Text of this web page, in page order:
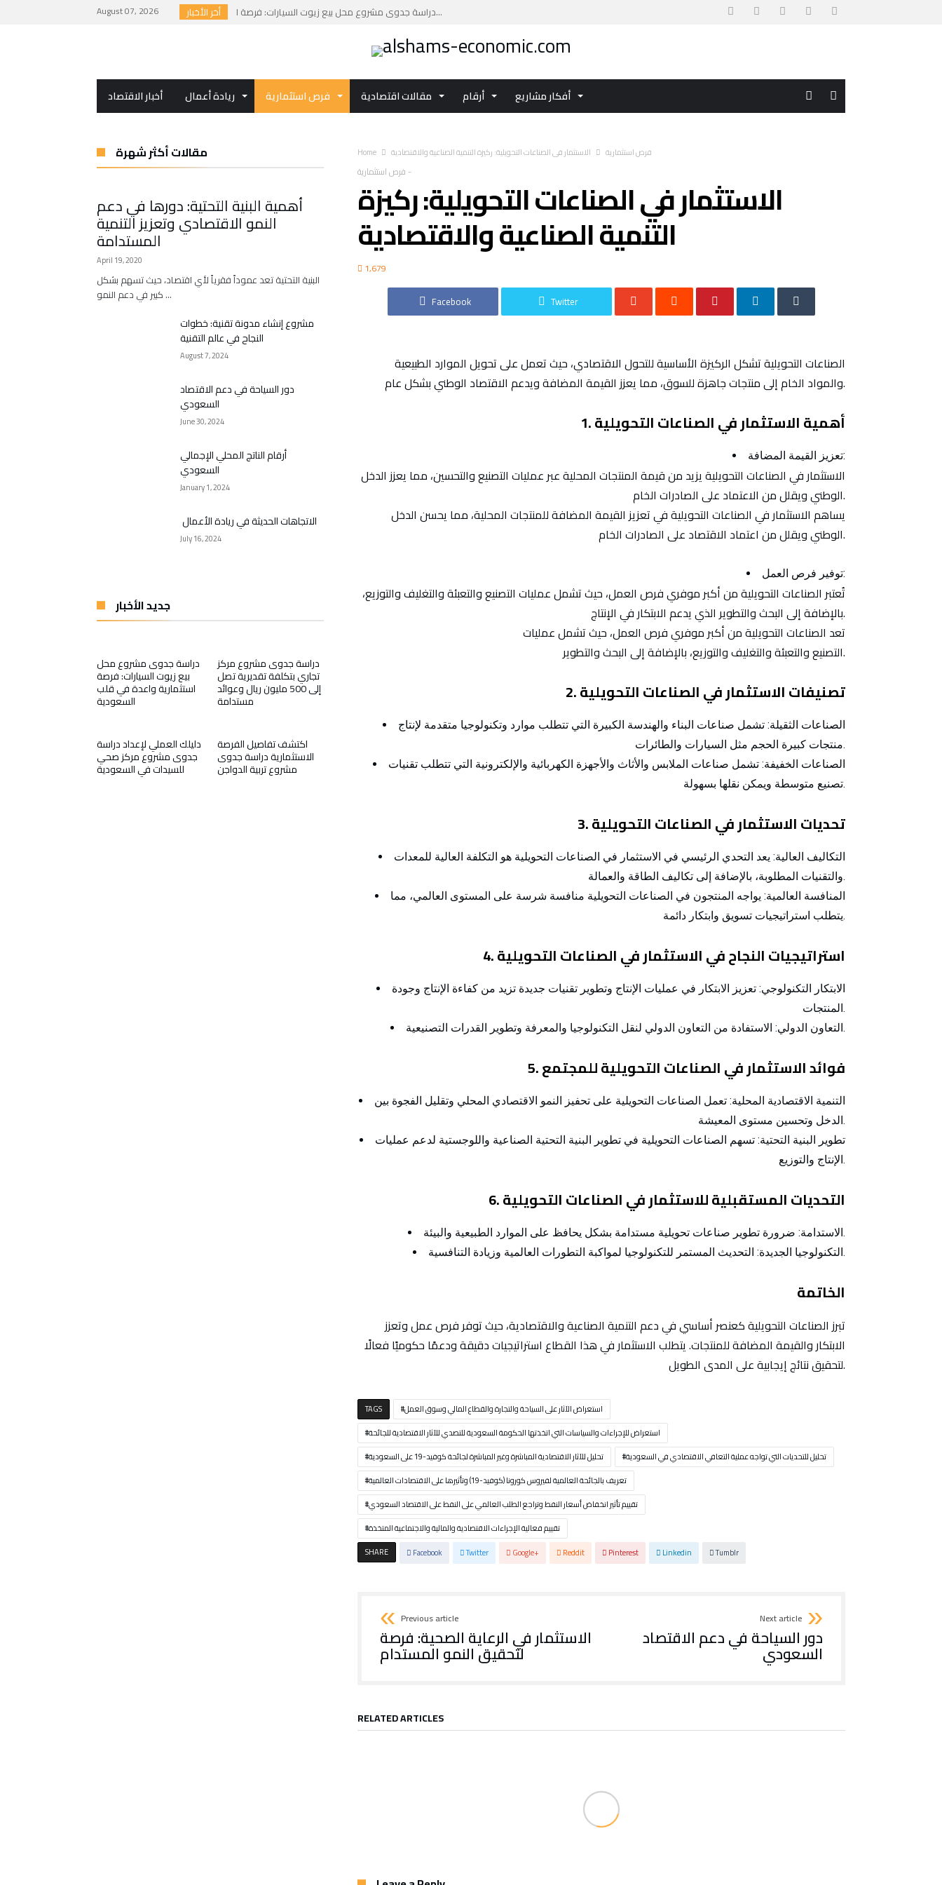
August 07, 2026 أخر الأخبار
دراسة جدوى مشروع محل بيع زيوت السيارات: فرصة ا...
دليلك العملي لإعداد دراسة جدوى مشروع مركز صحي ...
اكتشف تفاصيل الفرصة الاستثمارية دراسة جدوى مشر...
استثمر في دراسة جدوى مشروع الاستزراع السمكي با...
أخبار الاقتصاد ريادة أعمال فرص استثمارية مقالات اقتصادية أرقام أفكار مشاريع
Home فرص استثمارية الاستثمار في الصناعات التحويلية: ركيزة التنمية الصناعية والاقتصادية
فرص استثمارية -
الاستثمار في الصناعات التحويلية: ركيزة
التنمية الصناعية والاقتصادية
1,679
Facebook Twitter
الصناعات التحويلية تشكل الركيزة الأساسية للتحول الاقتصادي، حيث تعمل على تحويل الموارد الطبيعية
والمواد الخام إلى منتجات جاهزة للسوق، مما يعزز القيمة المضافة ويدعم الاقتصاد الوطني بشكل عام.
1. أهمية الاستثمار في الصناعات التحويلية
تعزيز القيمة المضافة:
الاستثمار في الصناعات التحويلية يزيد من قيمة المنتجات المحلية عبر عمليات التصنيع والتحسين، مما يعزز الدخل
الوطني ويقلل من الاعتماد على الصادرات الخام.
يساهم الاستثمار في الصناعات التحويلية في تعزيز القيمة المضافة للمنتجات المحلية، مما يحسن الدخل
الوطني ويقلل من اعتماد الاقتصاد على الصادرات الخام.
توفير فرص العمل:
تُعتبر الصناعات التحويلية من أكبر موفري فرص العمل، حيث تشمل عمليات التصنيع والتعبئة والتغليف والتوزيع،
بالإضافة إلى البحث والتطوير الذي يدعم الابتكار في الإنتاج.
تعد الصناعات التحويلية من أكبر موفري فرص العمل، حيث تشمل عمليات
التصنيع والتعبئة والتغليف والتوزيع، بالإضافة إلى البحث والتطوير.
2. تصنيفات الاستثمار في الصناعات التحويلية
الصناعات الثقيلة: تشمل صناعات البناء والهندسة الكبيرة التي تتطلب موارد وتكنولوجيا متقدمة لإنتاج
منتجات كبيرة الحجم مثل السيارات والطائرات.
الصناعات الخفيفة: تشمل صناعات الملابس والأثاث والأجهزة الكهربائية والإلكترونية التي تتطلب تقنيات
تصنيع متوسطة ويمكن نقلها بسهولة.
3. تحديات الاستثمار في الصناعات التحويلية
التكاليف العالية: يعد التحدي الرئيسي في الاستثمار في الصناعات التحويلية هو التكلفة العالية للمعدات
والتقنيات المطلوبة، بالإضافة إلى تكاليف الطاقة والعمالة.
المنافسة العالمية: يواجه المنتجون في الصناعات التحويلية منافسة شرسة على المستوى العالمي، مما
يتطلب استراتيجيات تسويق وابتكار دائمة.
4. استراتيجيات النجاح في الاستثمار في الصناعات التحويلية
الابتكار التكنولوجي: تعزيز الابتكار في عمليات الإنتاج وتطوير تقنيات جديدة تزيد من كفاءة الإنتاج وجودة
المنتجات.
التعاون الدولي:الاستفادة من التعاون الدولي لنقل التكنولوجيا والمعرفة وتطوير القدرات التصنيعية.
5. فوائد الاستثمار في الصناعات التحويلية للمجتمع
التنمية الاقتصادية المحلية: تعمل الصناعات التحويلية على تحفيز النمو الاقتصادي المحلي وتقليل الفجوة بين
الدخل وتحسين مستوى المعيشة.
تطوير البنية التحتية: تسهم الصناعات التحويلية في تطوير البنية التحتية الصناعية واللوجستية لدعم عمليات
الإنتاج والتوزيع.
6. التحديات المستقبلية للاستثمار في الصناعات التحويلية
الاستدامة:ضرورة تطوير صناعات تحويلية مستدامة بشكل يحافظ على الموارد الطبيعية والبيئة.
التكنولوجيا الجديدة:التحديث المستمر للتكنولوجيا لمواكبة التطورات العالمية وزيادة التنافسية.
الخاتمة
تبرز الصناعات التحويلية كعنصر أساسي في دعم التنمية الصناعية والاقتصادية، حيث توفر فرص عمل وتعزز
الابتكار والقيمة المضافة للمنتجات. يتطلب الاستثمار في هذا القطاع استراتيجيات دقيقة ودعمًا حكوميًا فعالًا
لتحقيق نتائج إيجابية على المدى الطويل.
TAGS
استعراض الآثار على السياحة والتجارة والقطاع المالي وسوق العمل
استعراض للإجراءات والسياسات التي اتخذتها الحكومة السعودية للتصدي للآثار الاقتصادية للجائحة
تحليل للآثار الاقتصادية المباشرة وغير المباشرة لجائحة كوفيد-19 على السعودية
تحليل للتحديات التي تواجه عملية التعافي الاقتصادي في السعودية
تعريف بالجائحة العالمية لفيروس كورونا (كوفيد-19) وتأثيرها على الاقتصادات العالمية
تقييم تأثير انخفاض أسعار النفط وتراجع الطلب العالمي على النفط على الاقتصاد السعودي
تقييم فعالية الإجراءات الاقتصادية والمالية والاجتماعية المتخذة
SHARE
Facebook Twitter Google+ Reddit Pinterest Linkedin Tumblr
Previous article
الاستثمار في الرعاية الصحية: فرصة
لتحقيق النمو المستدام
Next article
دور السياحة في دعم الاقتصاد
السعودي
RELATED ARTICLES
مقالات أكثر شهرة
أهمية البنية التحتية: دورها في دعم
النمو الاقتصادي وتعزيز التنمية
المستدامة
April 19, 2020
البنية التحتية تعد عموداً فقرياً لأي اقتصاد، حيث تسهم بشكل
كبير في دعم النمو …
مشروع إنشاء مدونة تقنية: خطوات
النجاح في عالم التقنية
August 7, 2024
دور السياحة في دعم الاقتصاد
السعودي
June 30, 2024
أرقام الناتج المحلي الإجمالي
السعودي
January 1, 2024
الاتجاهات الحديثة في ريادة الأعمال
July 16, 2024
جديد الأخبار
دراسة جدوى مشروع محل
بيع زيوت السيارات: فرصة
استثمارية واعدة في قلب
السعودية
دراسة جدوى مشروع مركز
تجاري بتكلفة تقديرية تصل
إلى 500 مليون ريال وعوائد
مستدامة
دليلك العملي لإعداد دراسة
جدوى مشروع مركز صحي
للسيدات في السعودية
اكتشف تفاصيل الفرصة
الاستثمارية دراسة جدوى
مشروع تربية الدواجن